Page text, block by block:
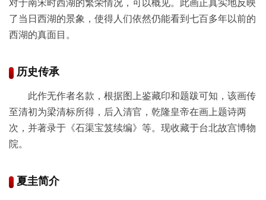
对于南宋时西湖的繁荣情况，可以概见。此画正真实地反映
了当日西湖的景象，使得人们依然仍能看到七百多年以前的
西湖的真面目。
历史传承
此作无作者名款，根据图上鉴藏印和题跋可知，该画传
至清初为梁清标所得，后入清官，乾隆皇帝在画上题诗两
次，并著录于《石渠宝笈续编》等。现收藏于台北故宫博物
院。
夏圭简介